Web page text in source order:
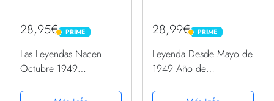
28,95€ PRIME
PRIME
Las Leyendas Nacen
Octubre 1949
Mujer Sudadera
28,99€ PRIME
PRIME
Leyenda Desde Mayo de
1949 Año de